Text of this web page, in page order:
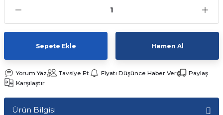
Ambalajlerı
Sepete Ekle Hemen Al
Yorum Yaz Tavsiye Et Fiyatı Düşünce Haber Ver
Paylaş
Karşılaştır
Ürün Bilgisi